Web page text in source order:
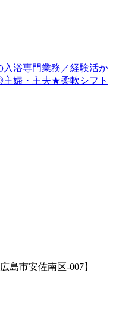
入浴専門業務／経験活か
婦・主夫★柔軟シフト
島市安佐南区-007】